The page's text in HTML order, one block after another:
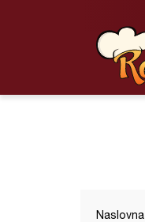
Naslovna